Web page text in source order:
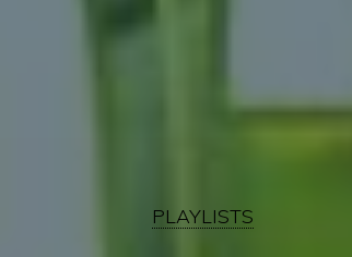
PLAYLISTS